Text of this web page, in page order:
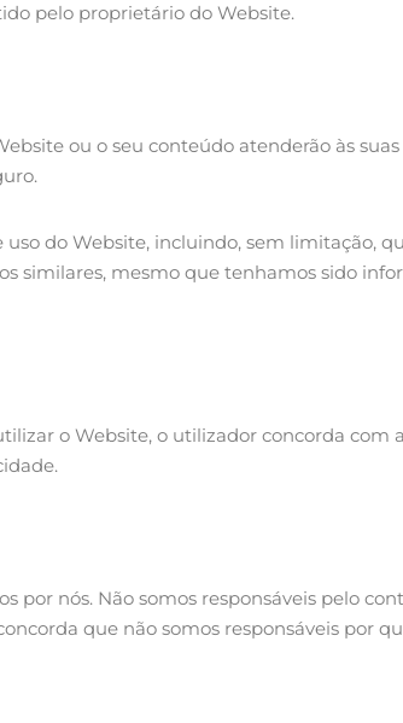
pelo proprietário do Website.
ou o seu conteúdo atenderão às suas
do Website, incluindo, sem limitação,
similares, mesmo que tenhamos sido
o Website, o utilizador concorda com
por nós. Não somos responsáveis pelo
que não somos responsáveis por